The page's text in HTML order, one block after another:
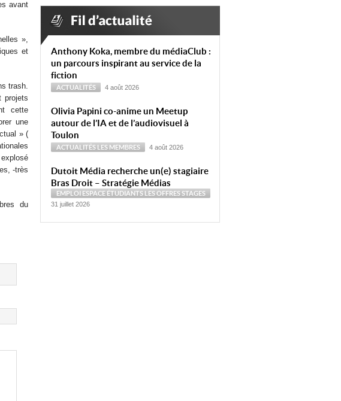
avant
»,
et
trash.
projets
cette
une
» (
-très
du
Anthony Koka, membre du médiaClub :
un parcours inspirant au service de la
fiction
ACTUALITÉS 4 août 2026
Olivia Papini co-anime un Meetup
autour de l’IA et de l’audiovisuel à
Toulon
ACTUALITÉS LES MEMBRES 4 août 2026
Dutoit Média recherche un(e) stagiaire
Bras Droit – Stratégie Médias
EMPLOI ESPACE ÉTUDIANTS LES OFFRESSTAGES
31 juillet 2026